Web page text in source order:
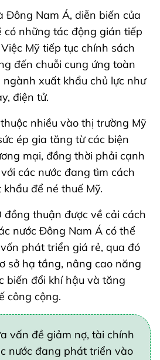
Đông Nam Á, diễn biến của
có những tác động gián tiếp
Mỹ tiếp tục chính sách
đến chuỗi cung ứng toàn
xuất khẩu chủ lực như
điện tử.
nhiều vào thị trường Mỹ
ép gia tăng từ các biện
mại, đồng thời phải cạnh
các nước đang tìm cách
để né thuế Mỹ.
đồng thuận được về cải cách
nước Đông Nam Á có thể
phát triển giá rẻ, qua đó
sở hạ tầng, nâng cao năng
biến đổi khí hậu và tăng
công cộng.
vấn đề giảm nợ, tài chính
nước đang phát triển vào